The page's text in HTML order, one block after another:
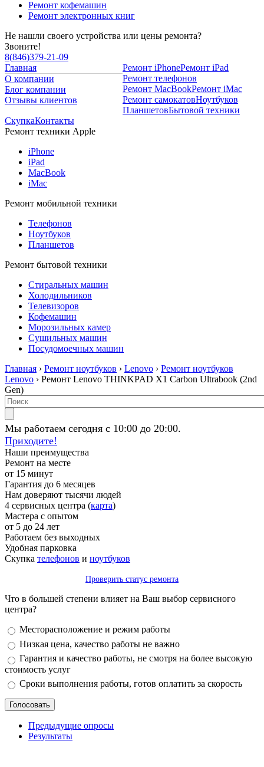
Ремонт кофемашин
Ремонт электронных книг
Не нашли своего устройства или цены ремонта?
Звоните!
8(846)379-21-09
Главная
О компании
Блог компании
Отзывы клиентов
Ремонт iPhoneРемонт iPad
Ремонт телефонов
Ремонт MacBookРемонт iMac
Ремонт самокатовНоутбуков
ПланшетовБытовой техники
СкупкаКонтакты
Ремонт техники Apple
iPhone
iPad
MacBook
iMac
Ремонт мобильной техники
Телефонов
Ноутбуков
Планшетов
Ремонт бытовой техники
Стиральных машин
Холодильников
Телевизоров
Кофемашин
Морозильных камер
Сушильных машин
Посудомоечных машин
Главная › Ремонт ноутбуков › Lenovo › Ремонт ноутбуков
Lenovo › Ремонт Lenovo THINKPAD X1 Carbon Ultrabook (2nd
Gen)
Мы работаем сегодня с 10:00 до 20:00.
Приходите!
Наши преимущества
Ремонт на месте
от 15 минут
Гарантия до 6 месяцев
Нам доверяют тысячи людей
4 сервисных центра (карта)
Мастера с опытом
от 5 до 24 лет
Работаем без выходных
Удобная парковка
Скупка телефонов и ноутбуков
Проверить статус ремонта
Что в большей степени влияет на Ваш выбор сервисного
центра?
Варианты
Месторасположение и режим работы
Низкая цена, качество работы не важно
Гарантия и качество работы, не смотря на более высокую
стоимость услуг
Сроки выполнения работы, готов оплатить за скорость
Предыдущие опросы
Результаты